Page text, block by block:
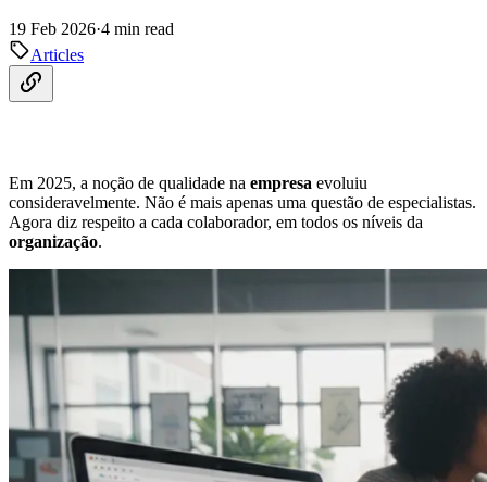
19 Feb 2026·4 min read
Articles
Em 2025, a noção de qualidade na empresa evoluiu
consideravelmente. Não é mais apenas uma questão de especialistas.
Agora diz respeito a cada colaborador, em todos os níveis da
organização.